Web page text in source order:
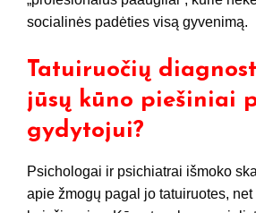
socialinės padėties visą gyvenimą.
Tatuiruočių
jūsų kūno piešiniai
gydytojui?
Psichologai ir psichiatrai išmoko
apie žmogų pagal jo tatuiruotes,